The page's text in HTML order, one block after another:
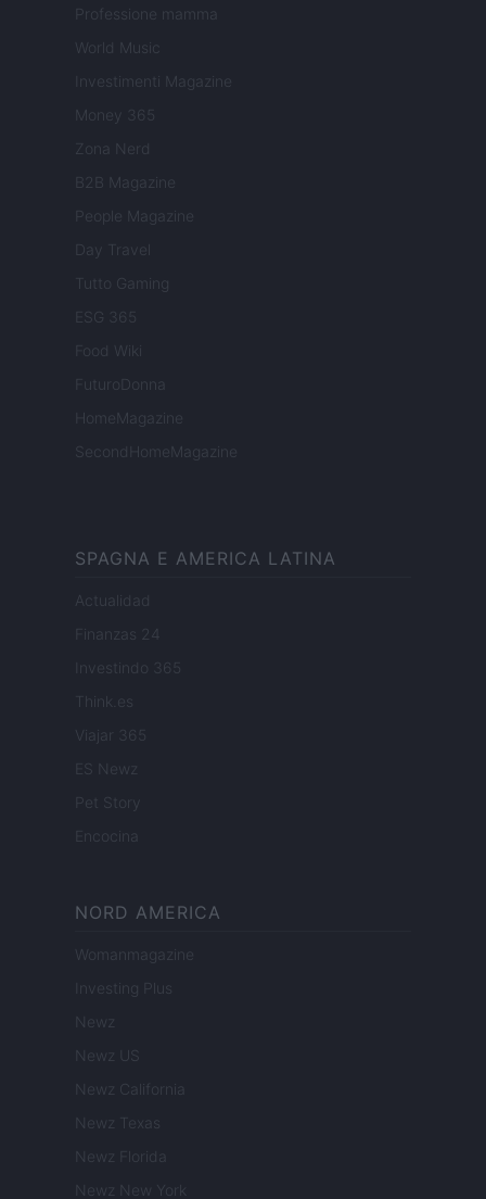
Professione mamma
World Music
Investimenti Magazine
Money 365
Zona Nerd
B2B Magazine
People Magazine
Day Travel
Tutto Gaming
ESG 365
Food Wiki
FuturoDonna
HomeMagazine
SecondHomeMagazine
SPAGNA E AMERICA LATINA
Actualidad
Finanzas 24
Investindo 365
Think.es
Viajar 365
ES Newz
Pet Story
Encocina
NORD AMERICA
Womanmagazine
Investing Plus
Newz
Newz US
Newz California
Newz Texas
Newz Florida
Newz New York